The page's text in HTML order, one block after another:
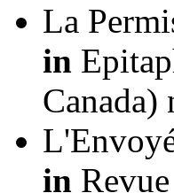
La
in
Canada)
in